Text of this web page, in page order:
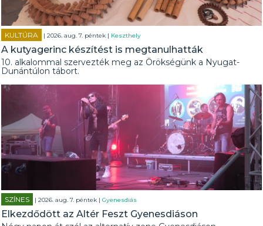
KULTÚRA | 2026. aug. 7. péntek | Keszthely
A kutyagerinc készítést is megtanulhatták
10. alkalommal szervezték meg az Örökségünk a Nyugat-
Dunántúlon tábort.
SZÍNES | 2026. aug. 7. péntek |Gyenesdiás
Elkezdődött az Altér Feszt Gyenesdiáson